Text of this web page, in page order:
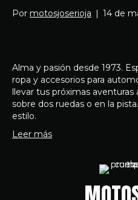
Por motosjoserioja | 14 de
Alma y pasión desde 1973.
ropa y accesorios para
llevar tus próximas aventuras
sobre dos ruedas o en la
estilo.
Leer más